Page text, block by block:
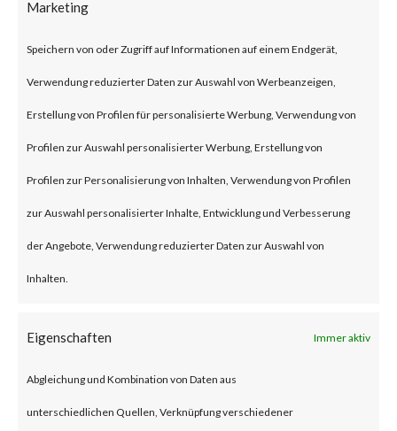
Marketing
Speichern von oder Zugriff auf Informationen auf einem Endgerät,
Verwendung reduzierter Daten zur Auswahl von Werbeanzeigen,
Erstellung von Profilen für personalisierte Werbung, Verwendung von
Profilen zur Auswahl personalisierter Werbung, Erstellung von
Profilen zur Personalisierung von Inhalten, Verwendung von Profilen
zur Auswahl personalisierter Inhalte, Entwicklung und Verbesserung
der Angebote, Verwendung reduzierter Daten zur Auswahl von
Inhalten.
Eigenschaften Immer aktiv
Abgleichung und Kombination von Daten aus
unterschiedlichen Quellen, Verknüpfung verschiedener
advertised and sold in
underground forums as such use
of BlackLotus will likely increase
in attacks.What is BlackLotus?
BlackLotus is a malware that
can bypass UEFI Secure Boot
feature to install itself and
deploys a backdoor that allows
an attacker to remotely control
remote commands.BlackLotus
leverages CVE-2022-21894
(Secure Boot Security Feature